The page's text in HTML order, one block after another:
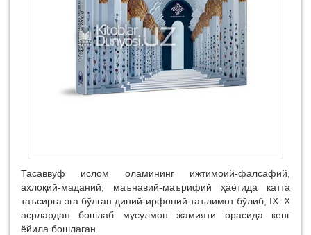
Тасаввуф ислом оламининг ижтимоий-фалсафий,
ахлоқий-маданий, маънавий-маърифий ҳаётида катта
таъсирга эга бўлган диний-ирфоний таълимот бўлиб, IX–X
асрлардан бошлаб мусулмон жамияти орасида кенг
ёйила бошлаган.